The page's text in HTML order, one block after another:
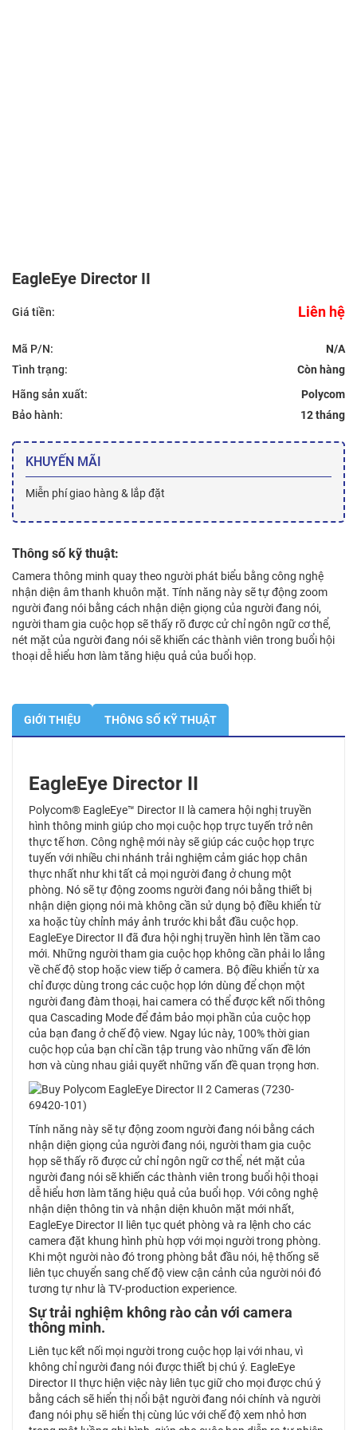
EagleEye Director II
Giá tiền: Liên hệ
Mã P/N:
N/A
Tình trạng:
Hãng sản xuất:
Polycom
Bảo hành:
12 tháng
KHUYẾN MÃI
Miễn phí giao hàng & lắp đặt
Thông số kỹ thuật:
Camera thông minh quay theo người phát biểu bằng công nghệ
nhận diện âm thanh khuôn mặt. Tính năng này sẽ tự động zoom
người đang nói bằng cách nhận diện giọng của người đang nói,
người tham gia cuộc họp sẽ thấy rõ được cử chỉ ngôn ngữ cơ thể,
nét mặt của người đang nói sẽ khiến các thành viên trong buổi hội
thoại dễ hiểu hơn làm tăng hiệu quả của buổi họp.
GIỚI THIỆU THÔNG SỐ KỸ THUẬT
EagleEye Director II
Polycom® EagleEye™ Director II là camera hội nghị truyền
hình thông minh giúp cho mọi cuộc họp trực tuyến trở nên
thực tế hơn. Công nghệ mới này sẽ giúp các cuộc họp trực
tuyến với nhiều chi nhánh trải nghiệm cảm giác họp chân
thực nhất như khi tất cả mọi người đang ở chung một
phòng. Nó sẽ tự động zooms người đang nói bằng thiết bị
nhận diện giọng nói mà không cần sử dụng bộ điều khiển từ
xa hoặc tùy chỉnh máy ảnh trước khi bắt đầu cuộc họp.
EagleEye Director II đã đưa hội nghị truyền hình lên tầm cao
mới. Những người tham gia cuộc họp không cần phải lo lắng
về chế độ stop hoặc view tiếp ở camera. Bộ điều khiển từ xa
chỉ được dùng trong các cuộc họp lớn dùng để chọn một
người đang đàm thoại, hai camera có thể được kết nối thông
qua Cascading Mode để đảm bảo mọi phần của cuộc họp
của bạn đang ở chế độ view. Ngay lúc này, 100% thời gian
cuộc họp của bạn chỉ cần tập trung vào những vấn đề lớn
hơn và cùng nhau giải quyết những vấn đề quan trọng hơn.
Tính năng này sẽ tự động zoom người đang nói bằng cách
nhận diện giọng của người đang nói, người tham gia cuộc
họp sẽ thấy rõ được cử chỉ ngôn ngữ cơ thể, nét mặt của
người đang nói sẽ khiến các thành viên trong buổi hội thoại
dễ hiểu hơn làm tăng hiệu quả của buổi họp. Với công nghệ
nhận diện thông tin và nhận diện khuôn mặt mới nhất,
EagleEye Director II liên tục quét phòng và ra lệnh cho các
camera đặt khung hình phù hợp với mọi người trong phòng.
Khi một người nào đó trong phòng bắt đầu nói, hệ thống sẽ
liên tục chuyển sang chế độ view cận cảnh của người nói đó
tương tự như là TV-production experience.
Sự trải nghiệm không rào cản với camera
thông minh.
Liên tục kết nối mọi người trong cuộc họp lại với nhau, vì
không chỉ người đang nói được thiết bị chú ý. EagleEye
Director II thực hiện việc này liên tục giữ cho mọi được chú ý
bằng cách sẽ hiển thị nổi bật người đang nói chính và người
đang nói phụ sẽ hiển thị cùng lúc với chế độ xem nhỏ hơn